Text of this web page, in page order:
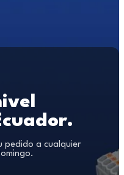
pedido a cualquier